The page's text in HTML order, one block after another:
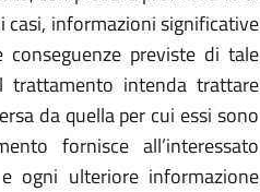
casi, informazioni significative
previste di tale
trattamento intenda trattare
da quella per cui essi sono
fornisce all’interessato
ogni ulteriore informazione